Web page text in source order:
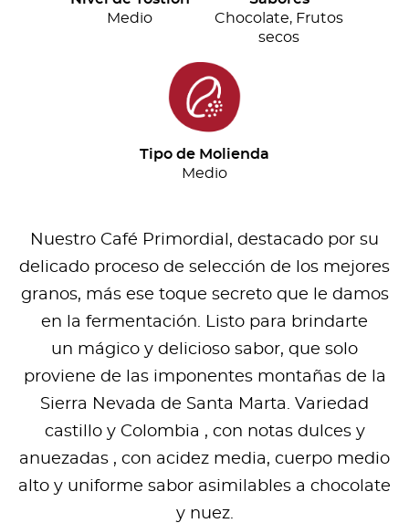
Medio
Chocolate, Frutos
secos
Tipo de Molienda
Medio
Nuestro Café Primordial, destacado por su
delicado proceso de selección de los mejores
granos, más ese toque secreto que le damos
en la fermentación. Listo para brindarte
un mágico y delicioso sabor, que solo
proviene de las imponentes montañas de la
Sierra Nevada de Santa Marta. Variedad
castillo y Colombia , con notas dulces y
anuezadas , con acidez media, cuerpo medio
alto y uniforme sabor asimilables a chocolate
y nuez.